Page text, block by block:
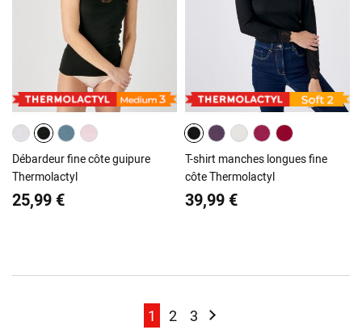
Débardeur fine côte guipure
Thermolactyl
25,99 €
T-shirt manches longues fine
côte Thermolactyl
39,99 €
Page
Page
1 Page
2 Page
3 Page
Suivant